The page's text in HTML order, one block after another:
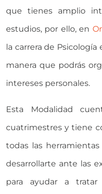
que tienes amplio
estudios, por ello, en
la carrera de
manera que podrás
intereses personales.
Esta Modalidad
cuatrimestres y tiene
todas las
desarrollarte ante las
para ayudar a